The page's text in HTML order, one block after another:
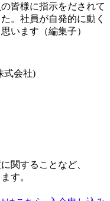
皆様に指示をだされて
。社員が自発的に動く
います（編集子）
式会社)
関することなど、
す。